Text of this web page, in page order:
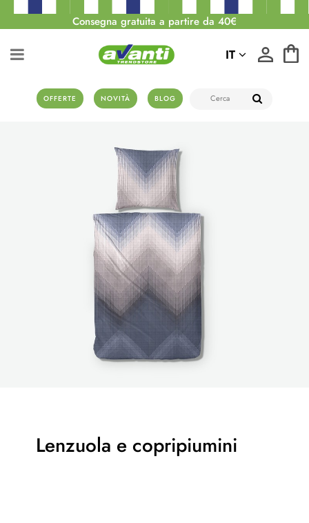
Consegna gratuita a partire da 40€
OFFERTE NOVITÀ BLOG
IT
Lenzuola e copripiumini